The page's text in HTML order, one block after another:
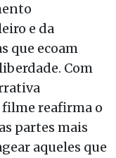
e da
que ecoam
Com
reafirma o
partes mais
aqueles que